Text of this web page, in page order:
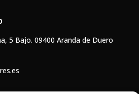
5 Bajo. 09400 Aranda de Duero